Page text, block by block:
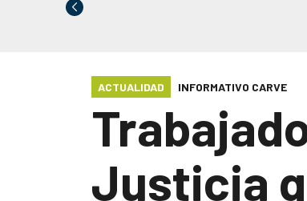
ACTUALIDAD INFORMATIVO CARVE
Justicia